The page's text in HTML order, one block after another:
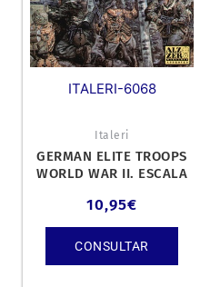
ITALERI-6068
Italeri
GERMAN ELITE TROOPS
WORLD WAR II. ESCALA
10,95€
CONSULTAR